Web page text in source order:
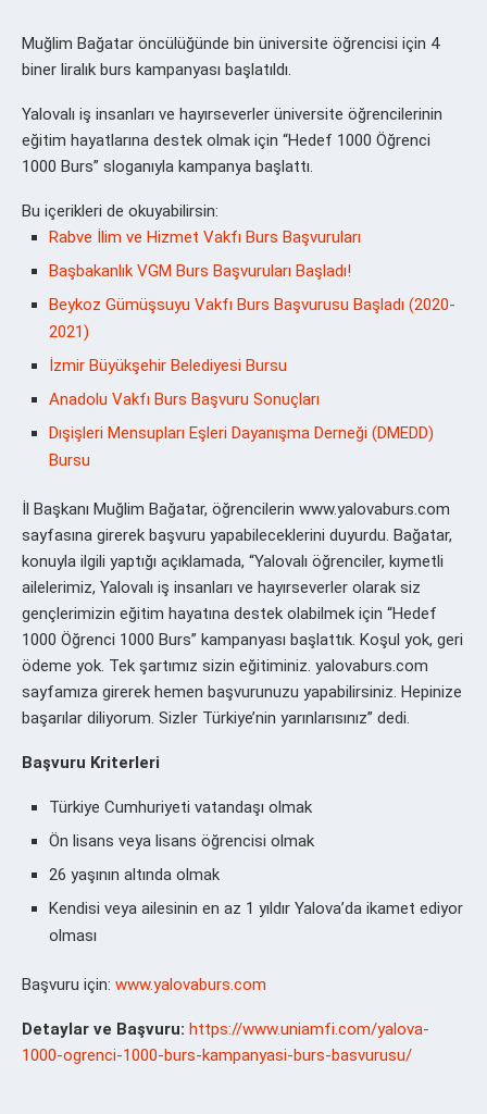
Muğlim Bağatar öncülüğünde bin üniversite öğrencisi için 4
biner liralık burs kampanyası başlatıldı.
Yalovalı iş insanları ve hayırseverler üniversite öğrencilerinin
eğitim hayatlarına destek olmak için “Hedef 1000 Öğrenci
1000 Burs” sloganıyla kampanya başlattı.
Bu içerikleri de okuyabilirsin:
Rabve İlim ve Hizmet Vakfı Burs Başvuruları
Başbakanlık VGM Burs Başvuruları Başladı!
Beykoz Gümüşsuyu Vakfı Burs Başvurusu Başladı (2020-
2021)
İzmir Büyükşehir Belediyesi Bursu
Anadolu Vakfı Burs Başvuru Sonuçları
Dışişleri Mensupları Eşleri Dayanışma Derneği (DMEDD)
Bursu
İl Başkanı Muğlim Bağatar, öğrencilerin www.yalovaburs.com
sayfasına girerek başvuru yapabileceklerini duyurdu. Bağatar,
konuyla ilgili yaptığı açıklamada, “Yalovalı öğrenciler, kıymetli
ailelerimiz, Yalovalı iş insanları ve hayırseverler olarak siz
gençlerimizin eğitim hayatına destek olabilmek için “Hedef
1000 Öğrenci 1000 Burs” kampanyası başlattık. Koşul yok, geri
ödeme yok. Tek şartımız sizin eğitiminiz. yalovaburs.com
sayfamıza girerek hemen başvurunuzu yapabilirsiniz. Hepinize
başarılar diliyorum. Sizler Türkiye’nin yarınlarısınız” dedi.
Başvuru Kriterleri​
Türkiye Cumhuriyeti vatandaşı olmak
Ön lisans veya lisans öğrencisi olmak
26 yaşının altında olmak
Kendisi veya ailesinin en az 1 yıldır Yalova’da ikamet ediyor
olması
Başvuru için: www.yalovaburs.com
Detaylar ve Başvuru: https://www.uniamfi.com/yalova-
1000-ogrenci-1000-burs-kampanyasi-burs-basvurusu/